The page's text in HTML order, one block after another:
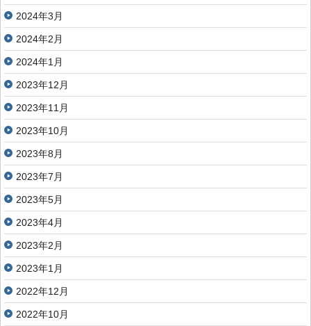
2024年3月
2024年2月
2024年1月
2023年12月
2023年11月
2023年10月
2023年8月
2023年7月
2023年5月
2023年4月
2023年2月
2023年1月
2022年12月
2022年10月